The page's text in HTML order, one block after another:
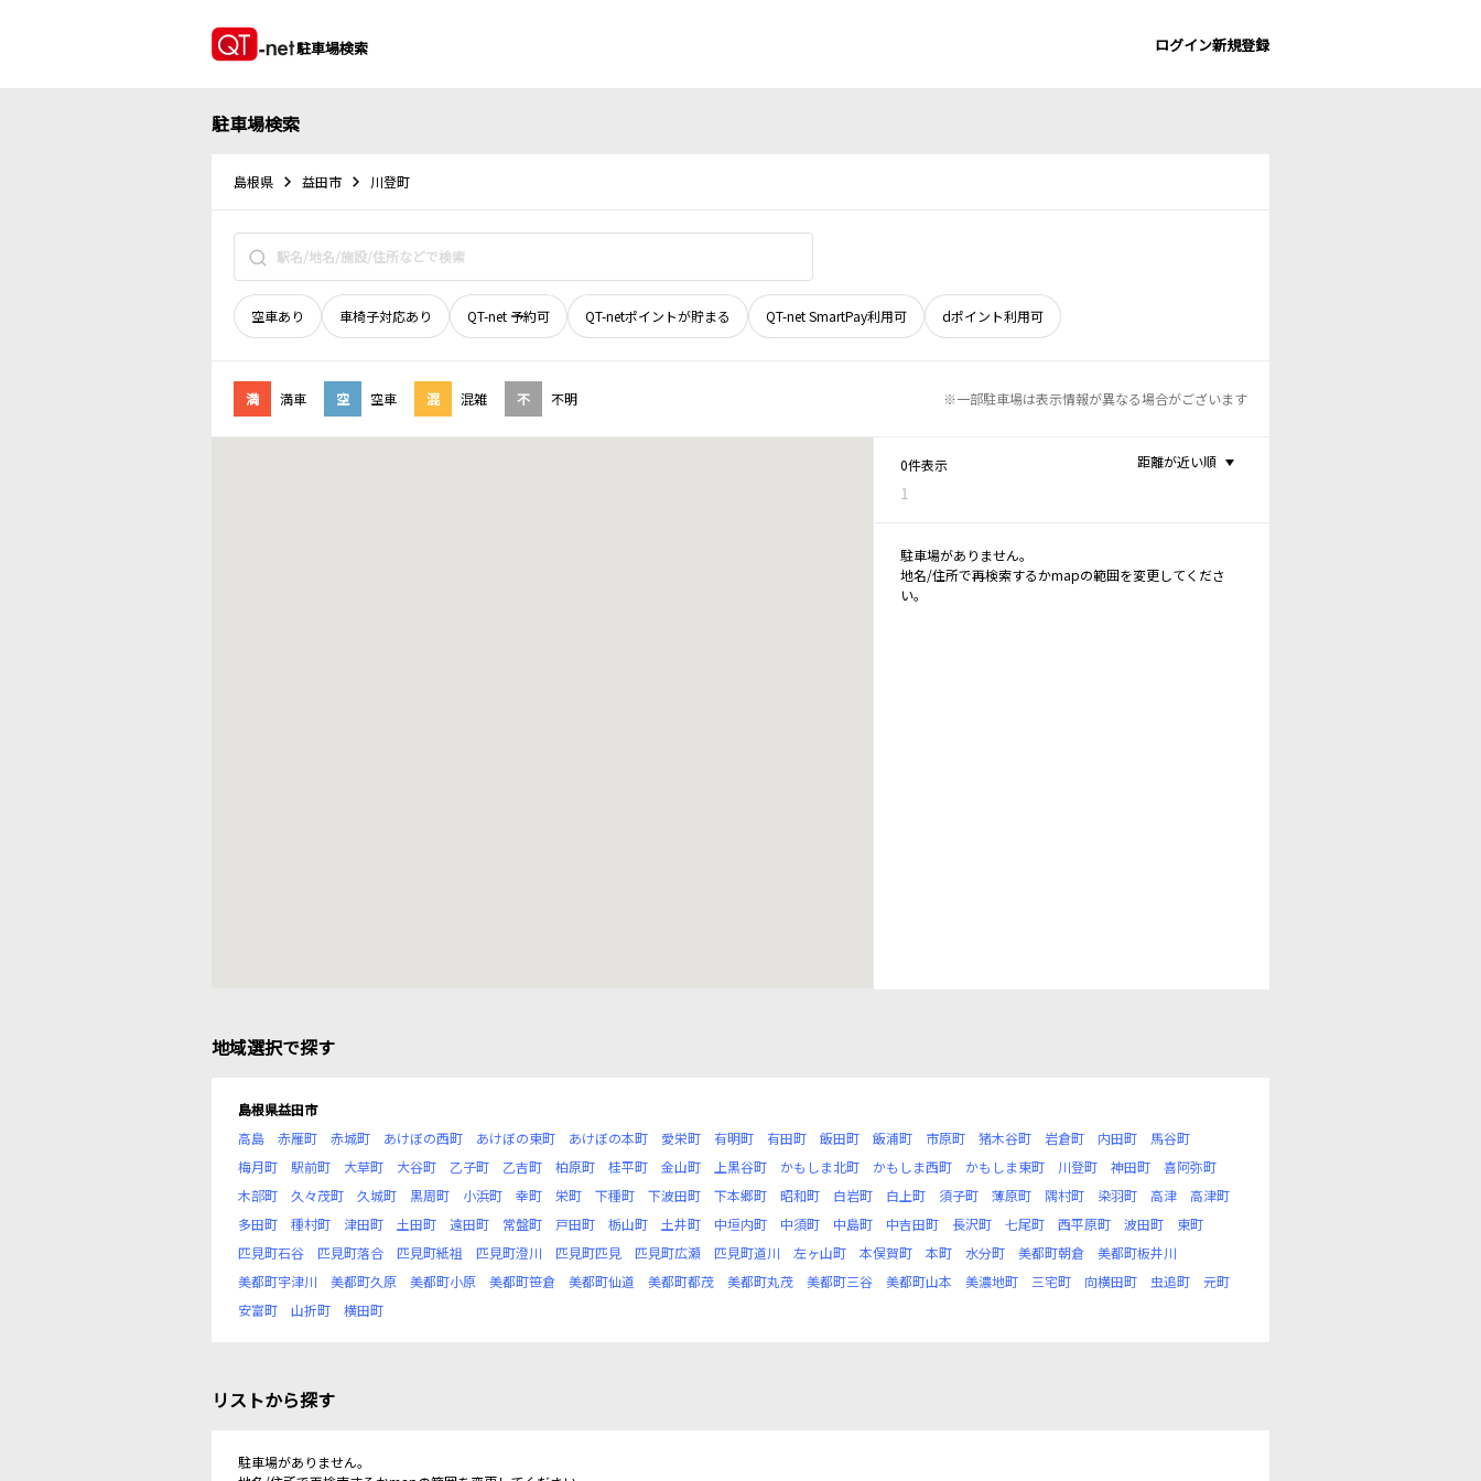
駐車場検索 ログイン新規登録
駐車場検索
島根県 益田市 川登町
空車あり 車椅子対応あり QT-net 予約可 QT-netポイントが貯まる QT-net SmartPay利用可 dポイント利用可
満 満車 空 空車 混 混雑 不 不明 ※一部駐車場は表示情報が異なる場合がございます
0件表示
1
距離が近い順
駐車場がありません。
地名/住所で再検索するかmapの範囲を変更してくださ
い。
地域選択で探す
島根県益田市
高島
赤雁町 赤城町 あけぼの西町 あけぼの東町 あけぼの本町 愛栄町 有明町 有田町 飯田町 飯浦町 市原町 猪木谷町 岩倉町 内田町
馬谷町
梅月町
駅前町 大草町 大谷町 乙子町 乙吉町 柏原町 桂平町 金山町 上黒谷町 かもしま北町 かもしま西町 かもしま東町 川登町 神田町
喜阿弥町
木部町
久々茂町 久城町 黒周町 小浜町 幸町 栄町 下種町 下波田町 下本郷町 昭和町 白岩町 白上町 須子町 薄原町 隅村町 染羽町 高津
高津町
多田町
種村町 津田町 土田町 遠田町 常盤町 戸田町 栃山町 土井町 中垣内町 中須町 中島町 中吉田町 長沢町 七尾町 西平原町 波田町
東町
匹見町石谷
匹見町落合 匹見町紙祖 匹見町澄川 匹見町匹見 匹見町広瀬 匹見町道川 左ヶ山町 本俣賀町 本町 水分町 美都町朝倉
美都町板井川
美都町宇津川
美都町久原 美都町小原 美都町笹倉 美都町仙道 美都町都茂 美都町丸茂 美都町三谷 美都町山本 美濃地町 三宅町 向横田町 虫追町
元町
安富町
山折町 横田町
リストから探す
駐車場がありません。